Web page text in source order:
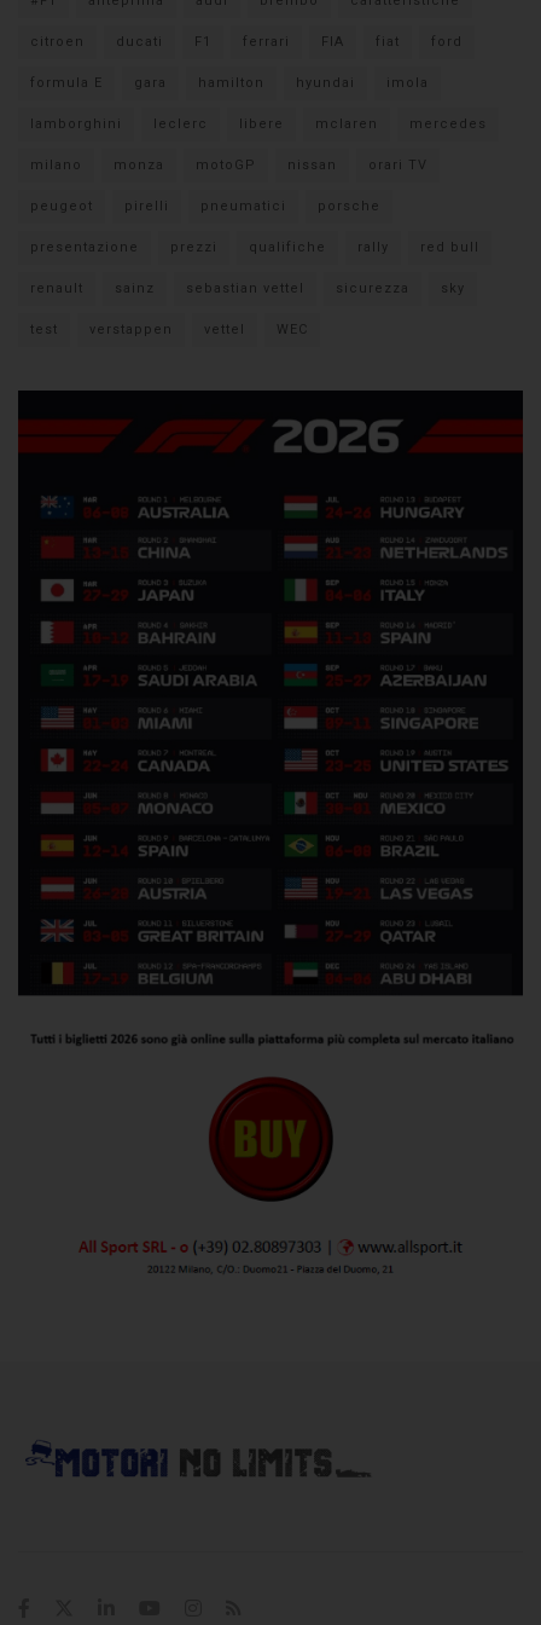
citroen ducati F1 ferrari FIA fiat ford
formula E gara hamilton hyundai imola
lamborghini leclerc libere mclaren mercedes
milano monza motoGP nissan orari TV
peugeot pirelli pneumatici porsche
presentazione prezzi qualifiche rally red bull
renault sainz sebastian vettel sicurezza sky
test verstappen vettel WEC